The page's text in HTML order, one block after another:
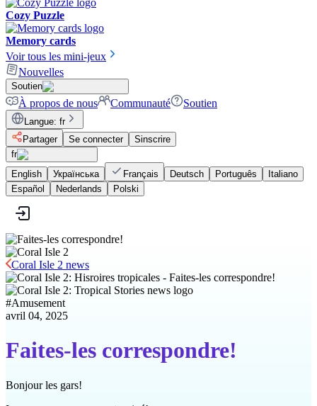
Cozy Puzzle
Memory cards
Voir tous les mini-jeux
Nouvelles
Soutien
À propos de nous Communauté Soutien
Langue: fr
Partager
Se connecter
Sinscrire
fr
English
Українська Français Deutsch Português
Italiano
Español
Nederlands Polski
Coral Isle 2 news
#Amusement
avril 04, 2025
Faites-les correspondre!
Bonjour les gars!